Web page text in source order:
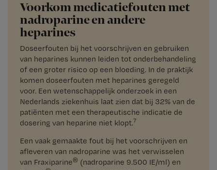
Voorkom medicatiefouten met
nadroparine en andere
heparines
Doseerfouten bij het voorschrijven en gebruiken
van heparines kunnen leiden tot onderbehandeling
of een groter risico op een bloeding. In de praktijk
komen doseerfouten met heparines geregeld
voor. Een wetenschappelijk onderzoek in een
Nederlands ziekenhuis laat zien dat bij 32% van de
patiënten met een therapeutische indicatie de
dosering van heparine niet klopt.7
Een vaak gemaakte fout bij het voorschrijven en
afleveren van nadroparine was het verwisselen
van Fraxiparine® (nadroparine 9.500 IE/ml) en